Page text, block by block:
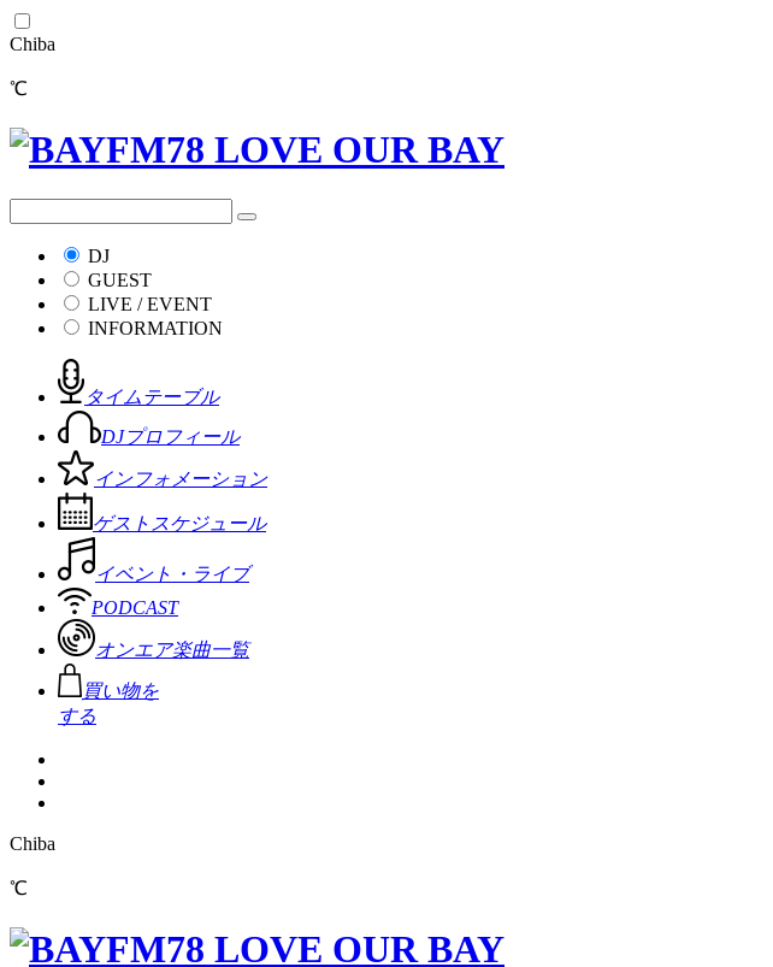
Chiba
℃
DJ
GUEST
LIVE / EVENT
INFORMATION
タイムテーブル
DJプロフィール
インフォメーション
ゲストスケジュール
イベント・ライブ
PODCAST
オンエア楽曲一覧
買い物を
する
Chiba
℃